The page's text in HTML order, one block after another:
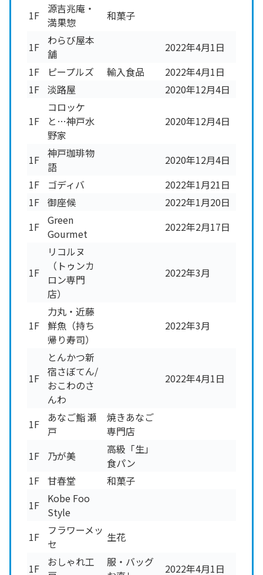
1F
源吉兆庵・
満果惣
和菓子
1F
わらび屋本
舗
2022年4月1日
1F
ピープルズ 輸入食品
2022年4月1日
1F 淡路屋 2020年12月4日
1F
コロッケ
と…神戸水
野家
2020年12月4日
1F 神戸珈琲物
語
2020年12月4日
1F
ゴディバ
2022年1月21日
1F 御座候
2022年1月20日
1F Green
Gourmet
2022年2月17日
1F
リコルヌ
（トゥンカ
ロン専門
店）
2022年3月
1F
力丸・近藤
鮮魚（持ち
帰り寿司）
2022年3月
1F
とんかつ新
宿さぼてん/
おこわのさ
んわ
2022年4月1日
1F
あなご鮨 瀬
戸
焼きあなご
専門店
1F
乃が美
高級「生」
食パン
1F 甘春堂
和菓子
1F
Kobe Foo
Style
1F
フラワーメッ
セ
生花
1F
おしゃれ工
服・バッグ
2022年4月1日